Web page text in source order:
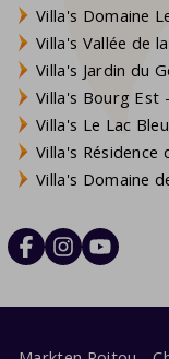
Villa's Domaine
Villa's Vallée de
Villa's Jardin du
Villa's Bourg Est
Villa's Le Lac Bleu
Villa's Résidence
Villa's Domaine